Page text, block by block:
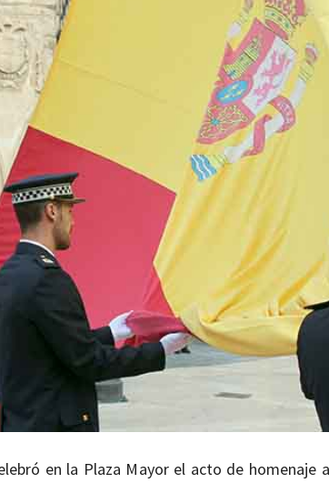
en la Plaza Mayor el acto de homenaje